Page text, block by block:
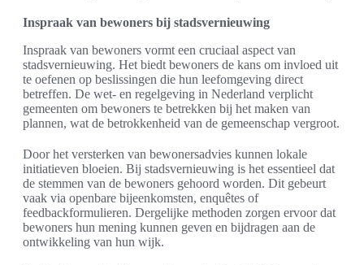
Inspraak van bewoners bij stadsvernieuwing
Inspraak van bewoners vormt een cruciaal aspect van
stadsvernieuwing. Het biedt bewoners de kans om invloed uit
te oefenen op beslissingen die hun leefomgeving direct
betreffen. De wet- en regelgeving in Nederland verplicht
gemeenten om bewoners te betrekken bij het maken van
plannen, wat de betrokkenheid van de gemeenschap vergroot.
Door het versterken van bewonersadvies kunnen lokale
initiatieven bloeien. Bij stadsvernieuwing is het essentieel dat
de stemmen van de bewoners gehoord worden. Dit gebeurt
vaak via openbare bijeenkomsten, enquêtes of
feedbackformulieren. Dergelijke methoden zorgen ervoor dat
bewoners hun mening kunnen geven en bijdragen aan de
ontwikkeling van hun wijk.